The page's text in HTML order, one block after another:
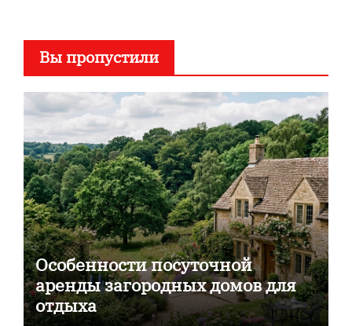
Вы пропустили
Особенности посуточной
аренды загородных домов для
отдыха